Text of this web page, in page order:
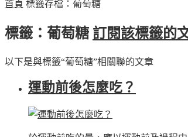
首頁 標籤存檔：葡萄糖
標籤：葡萄糖 訂閱該標籤的
以下是與標籤“葡萄糖”相關聯的文章
運動前後怎麼吃？